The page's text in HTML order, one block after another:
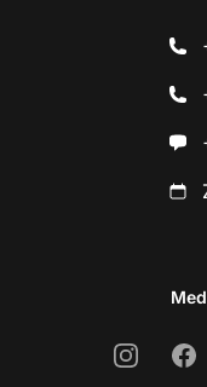
Instagram